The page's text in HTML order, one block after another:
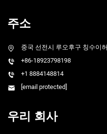
주소
중국 선전시 루오후구 칭수이
+86-18923798198
+1 8884148814
[email protected]
우리 회사